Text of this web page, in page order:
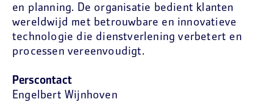
en planning. De organisatie bedient klanten
wereldwijd met betrouwbare en innovatieve
technologie die dienstverlening verbetert en
processen vereenvoudigt.
Perscontact
Engelbert Wijnhoven